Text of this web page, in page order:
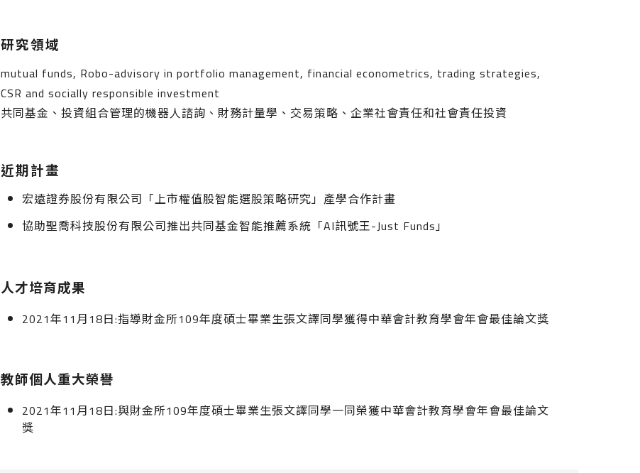
研究領域
mutual funds, Robo-advisory in portfolio management, financial econometrics, trading strategies,
CSR and socially responsible investment
共同基金、投資組合管理的機器人諮詢、財務計量學、交易策略、企業社會責任和社會責任投資
近期計畫
宏遠證券股份有限公司「上市權值股智能選股策略研究」產學合作計畫
協助聖喬科技股份有限公司推出共同基金智能推薦系統「AI訊號王-Just Funds」
人才培育成果
2021年11月18日:指導財金所109年度碩士畢業生張文譯同學獲得中華會計教育學會年會最佳論文獎
教師個人重大榮譽
2021年11月18日:與財金所109年度碩士畢業生張文譯同學一同榮獲中華會計教育學會年會最佳論文
獎